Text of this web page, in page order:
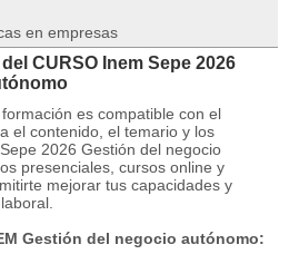
en empresas
CURSO Inem Sepe 2026
es compatible con el
el contenido, el temario y los
2026 Gestión del negocio
presenciales, cursos online y
mejorar tus capacidades y
Gestión del negocio autónomo: